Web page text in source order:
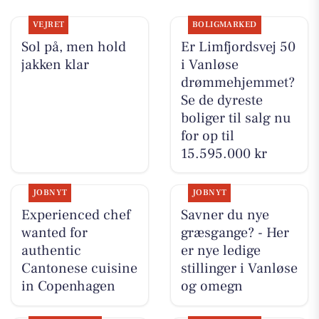
VEJRET
Sol på, men hold
jakken klar
BOLIGMARKED
Er Limfjordsvej 50
i Vanløse
drømmehjemmet?
Se de dyreste
boliger til salg nu
for op til
15.595.000 kr
JOBNYT
Experienced chef
wanted for
authentic
Cantonese cuisine
in Copenhagen
JOBNYT
Savner du nye
græsgange? - Her
er nye ledige
stillinger i Vanløse
og omegn